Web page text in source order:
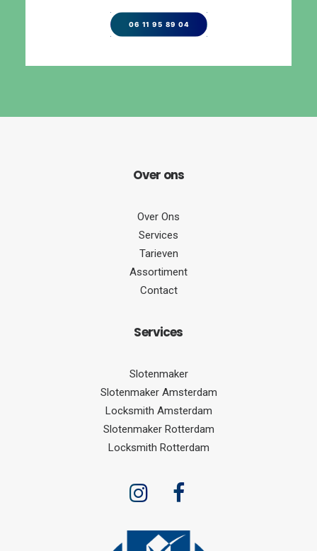
06 11 95 89 04
Over ons
Over Ons
Services
Tarieven
Assortiment
Contact
Services
Slotenmaker
Slotenmaker Amsterdam
Locksmith Amsterdam
Slotenmaker Rotterdam
Locksmith Rotterdam